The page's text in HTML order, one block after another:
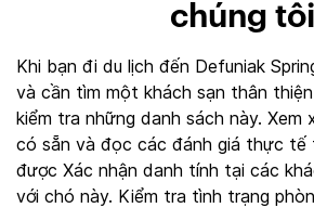
chúng tôi
Khi bạn đi du lịch đến Defuniak
và cần tìm một khách sạn thân
kiểm tra những danh sách này. Xem
có sẵn và đọc các đánh giá thực tế
được Xác nhận danh tính tại các
với chó này. Kiểm tra tình trạng